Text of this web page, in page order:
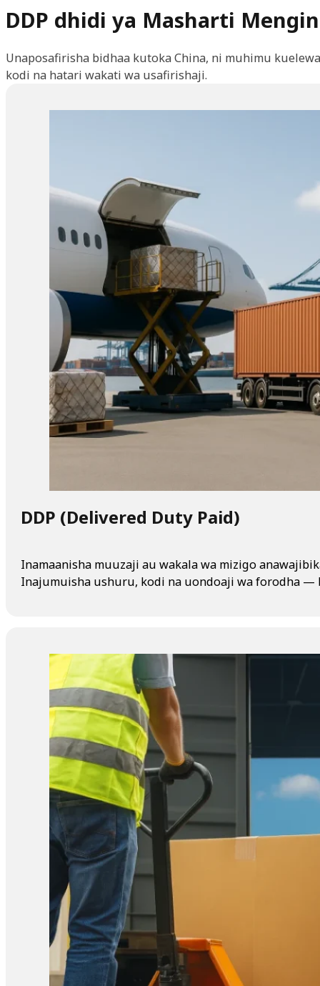
DDP dhidi ya Masharti
Unaposafirisha bidhaa kutoka China, ni muhimu
kodi na hatari wakati wa usafirishaji.
DDP (Delivered Duty Paid)
Inamaanisha muuzaji au wakala wa mizigo
Inajumuisha ushuru, kodi na uondoaji wa forodha —